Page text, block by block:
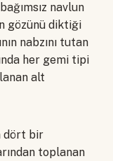
navlun
gözünü diktiği
nabzını tutan
her gemi tipi
alt
dört bir
toplanan